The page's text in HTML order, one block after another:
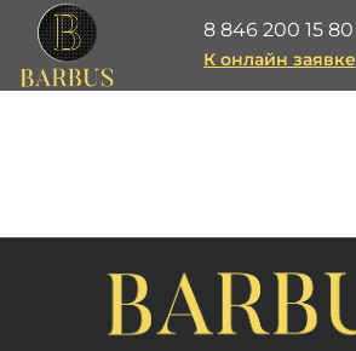
8 846 200 15 80
К онлайн заявке